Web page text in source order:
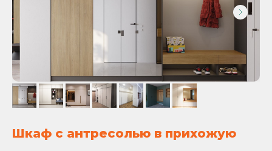
Шкаф с антресолью в прихожую